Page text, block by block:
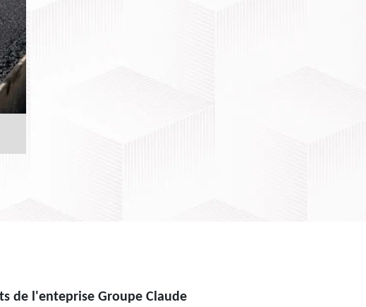
de l'enteprise Groupe Claude